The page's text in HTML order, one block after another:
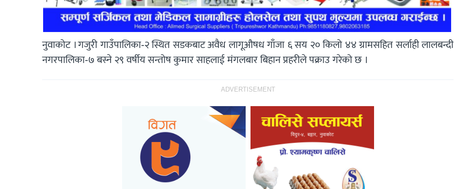
नुवाकोट । गजुरी गाउँपालिका-२ स्थित सडकबाट अवैध लागूऔषध गाँजा ६ सय २० किलो ४४ ग्रामसहित सर्लाही लालबन्दी
नगरपालिका-७ बस्ने २९ वर्षीय सन्तोष कुमार साहलाई मंगलबार बिहान प्रहरीले पक्राउ गरेको छ ।
ADVERTISEMENT